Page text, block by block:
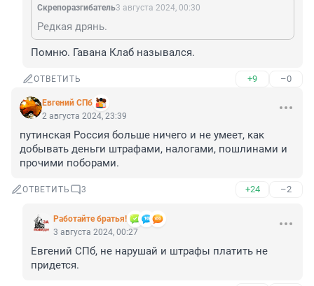
Скрепоразгибатель3 августа 2024, 00:30
Редкая дрянь.
Помню. Гавана Клаб назывался.
ОТВЕТИТЬ +9 –0
Евгений СПб
2 августа 2024, 23:39
путинская Россия больше ничего и не умеет, как
добывать деньги штрафами, налогами, пошлинами и
прочими поборами.
ОТВЕТИТЬ 3 +24 –2
Работайте братья!
3 августа 2024, 00:27
Евгений СПб, не нарушай и штрафы платить не
придется.